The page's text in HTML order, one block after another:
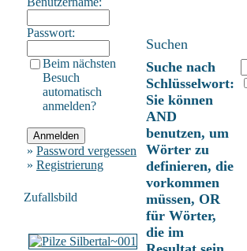
Passwort:
Beim nächsten
Besuch
automatisch
anmelden?
» Password vergessen
» Registrierung
Zufallsbild
Suchen
Suche nach
Schlüsselwort:
Sie können
AND
benutzen, um
Wörter zu
definieren, die
vorkommen
müssen, OR
für Wörter,
die im